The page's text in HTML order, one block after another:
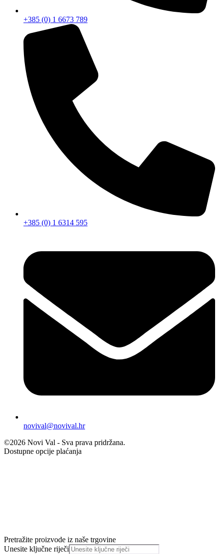
+385 (0) 1 6673 789
+385 (0) 1 6314 595
novival@novival.hr
©2026 Novi Val - Sva prava pridržana.
Dostupne opcije plaćanja
Pretražite proizvode iz naše trgovine
Unesite ključne riječi